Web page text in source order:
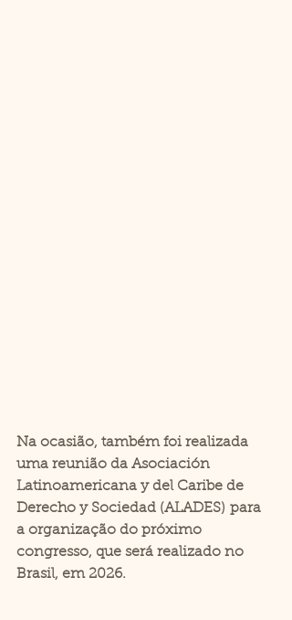
Na ocasião, também foi realizada
uma reunião da Asociación
Latinoamericana y del Caribe de
Derecho y Sociedad (ALADES) para
a organização do próximo
congresso, que será realizado no
Brasil, em 2026.